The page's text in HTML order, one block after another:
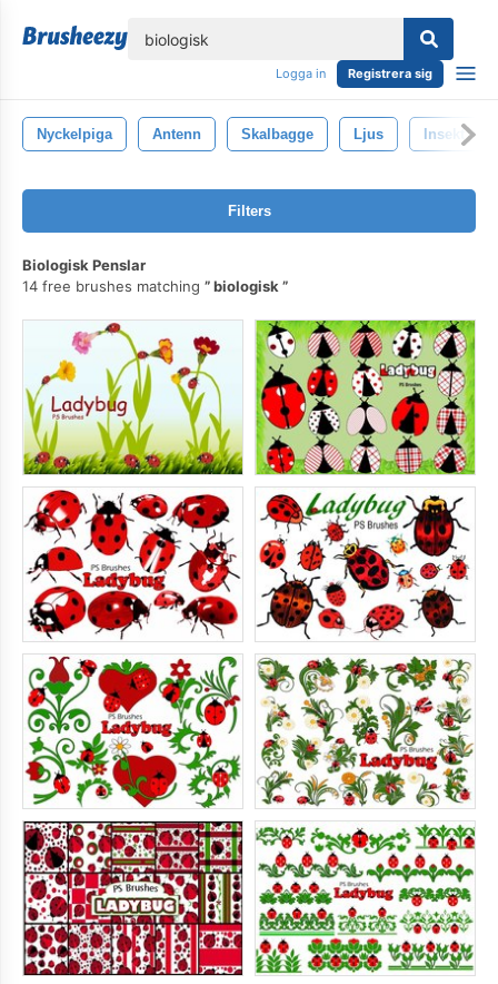
Logga in Registrera sig
Nyckelpiga Antenn Skalbagge Ljus Insekt
Filters
Biologisk Penslar
14 free brushes matching
biologisk